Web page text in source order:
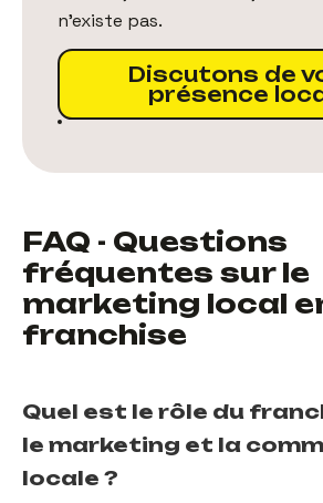
n'existe pas.
Discutons de
présence
FAQ - Questions
fréquentes sur le
marketing local
franchise
Quel est le rôle du
le marketing et la
locale ?